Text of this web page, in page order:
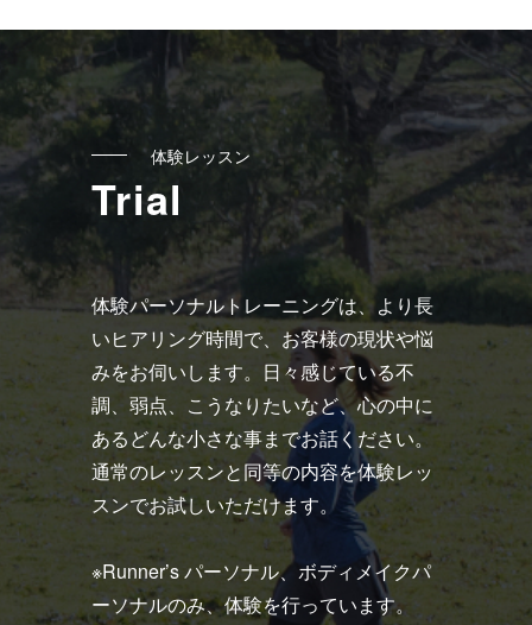
の
リ
ン
ク
体験レッスン
Trial
体験パーソナルトレーニングは、より長
いヒアリング時間で、お客様の現状や悩
みをお伺いします。日々感じている不
調、弱点、こうなりたいなど、心の中に
あるどんな小さな事までお話ください。
通常のレッスンと同等の内容を体験レッ
スンでお試しいただけます。
※Runner’s パーソナル、ボディメイクパ
ーソナルのみ、体験を行っています。